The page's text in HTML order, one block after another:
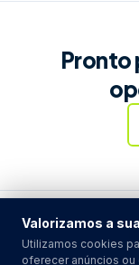
Pronto
Valorizamos a
Utilizamos cookies
oferecer anúncios